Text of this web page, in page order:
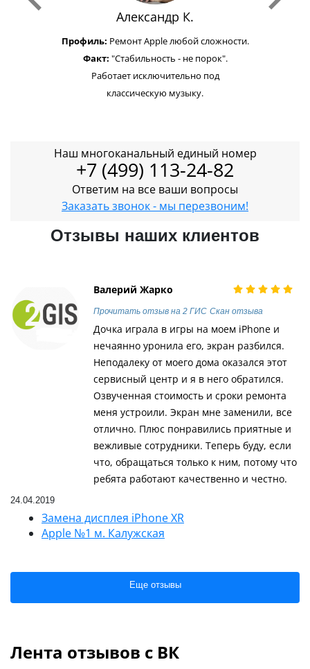
Александр К.
Профиль: Ремонт Apple любой сложности.
Факт: "Стабильность - не порок".
Работает исключительно под
классическую музыку.
Наш многоканальный единый номер
+7 (499) 113-24-82
Ответим на все ваши вопросы
Заказать звонок - мы перезвоним!
Отзывы наших клиентов
Валерий Жарко
Прочитать отзыв на 2 ГИС Скан отзыва
Дочка играла в игры на моем iPhone и
нечаянно уронила его, экран разбился.
Неподалеку от моего дома оказался этот
сервисный центр и я в него обратился.
Озвученная стоимость и сроки ремонта
меня устроили. Экран мне заменили, все
отлично. Плюс понравились приятные и
вежливые сотрудники. Теперь буду, если
что, обращаться только к ним, потому что
ребята работают качественно и честно.
24.04.2019
Замена дисплея iPhone XR
Apple №1 м. Калужская
Еще отзывы
Лента отзывов с ВК